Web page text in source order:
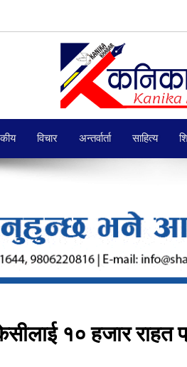
विचार अन्तर्वार्ता साहित्य
१० हजार राहत